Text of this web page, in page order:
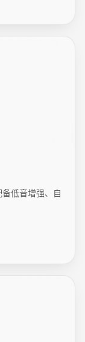
低音增强、自